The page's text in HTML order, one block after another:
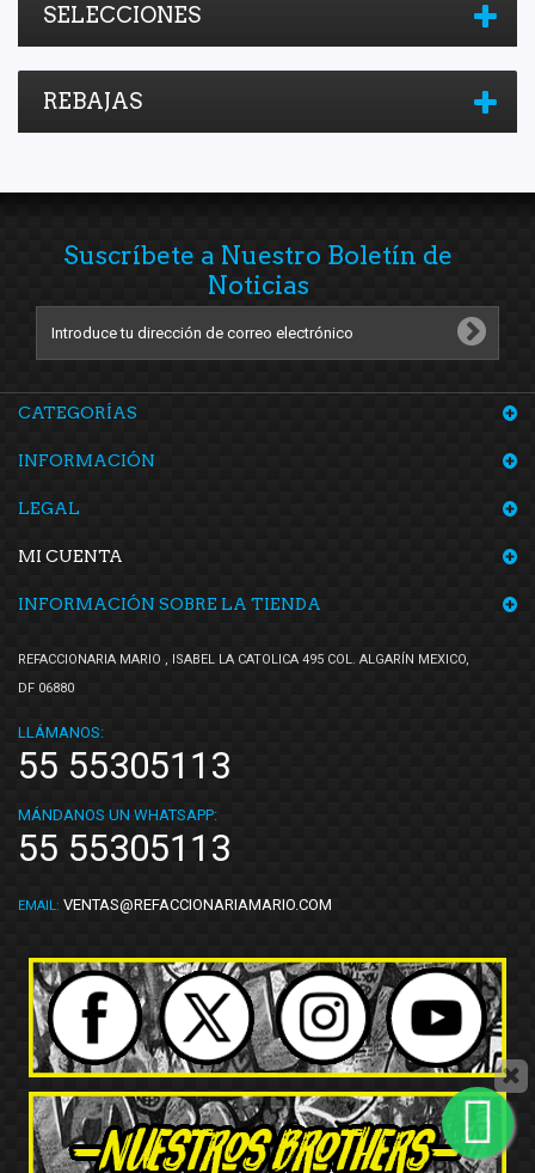
Trasero Izquierdo(9)
SELECCIONES
REBAJAS
Suscríbete a Nuestro Boletín de
Noticias
CATEGORÍAS
INFORMACIÓN
LEGAL
MI CUENTA
INFORMACIÓN SOBRE LA TIENDA
REFACCIONARIA MARIO , ISABEL LA CATOLICA 495 COL. ALGARÍN MEXICO,
DF 06880
LLÁMANOS:
55 55305113
MÁNDANOS UN WHATSAPP:
55 55305113
EMAIL: VENTAS@REFACCIONARIAMARIO.COM